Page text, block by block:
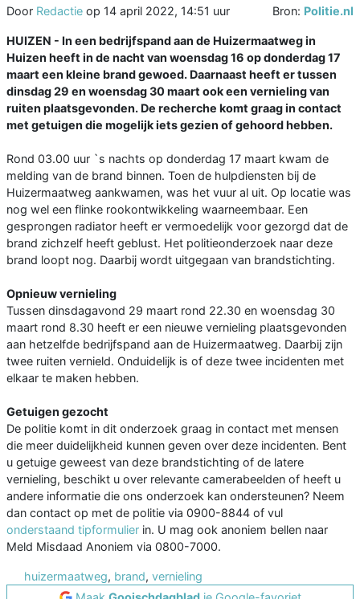
Door Redactie op 14 april 2022, 14:51 uur Bron: Politie.nl
HUIZEN - In een bedrijfspand aan de Huizermaatweg in
Huizen heeft in de nacht van woensdag 16 op donderdag 17
maart een kleine brand gewoed. Daarnaast heeft er tussen
dinsdag 29 en woensdag 30 maart ook een vernieling van
ruiten plaatsgevonden. De recherche komt graag in contact
met getuigen die mogelijk iets gezien of gehoord hebben.
Rond 03.00 uur `s nachts op donderdag 17 maart kwam de
melding van de brand binnen. Toen de hulpdiensten bij de
Huizermaatweg aankwamen, was het vuur al uit. Op locatie was
nog wel een flinke rookontwikkeling waarneembaar. Een
gesprongen radiator heeft er vermoedelijk voor gezorgd dat de
brand zichzelf heeft geblust. Het politieonderzoek naar deze
brand loopt nog. Daarbij wordt uitgegaan van brandstichting.
Opnieuw vernieling
Tussen dinsdagavond 29 maart rond 22.30 en woensdag 30
maart rond 8.30 heeft er een nieuwe vernieling plaatsgevonden
aan hetzelfde bedrijfspand aan de Huizermaatweg. Daarbij zijn
twee ruiten vernield. Onduidelijk is of deze twee incidenten met
elkaar te maken hebben.
Getuigen gezocht
De politie komt in dit onderzoek graag in contact met mensen
die meer duidelijkheid kunnen geven over deze incidenten. Bent
u getuige geweest van deze brandstichting of de latere
vernieling, beschikt u over relevante camerabeelden of heeft u
andere informatie die ons onderzoek kan ondersteunen? Neem
dan contact op met de politie via 0900-8844 of vul
onderstaand tipformulier in. U mag ook anoniem bellen naar
Meld Misdaad Anoniem via 0800-7000.
huizermaatweg, brand, vernieling